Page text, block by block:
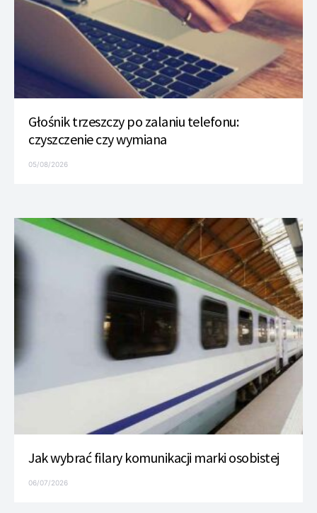
Głośnik trzeszczy po zalaniu telefonu:
czyszczenie czy wymiana
05/08/2026
Jak wybrać filary komunikacji marki osobistej
06/07/2026